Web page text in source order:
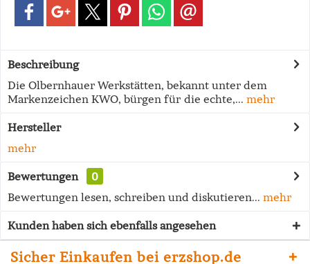
Beschreibung
Die Olbernhauer Werkstätten, bekannt unter dem
Markenzeichen KWO, bürgen für die echte,... mehr
Hersteller
mehr
Bewertungen
0
Bewertungen lesen, schreiben und diskutieren... mehr
Kunden haben sich ebenfalls angesehen
Sicher Einkaufen bei erzshop.de